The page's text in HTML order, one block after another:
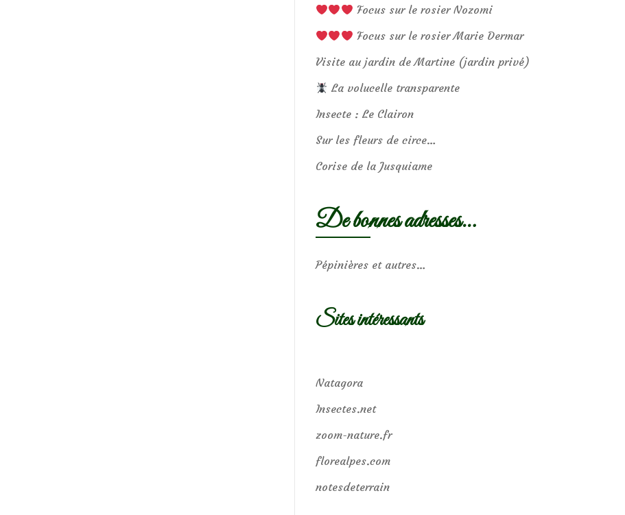
Focus sur le rosier Nozomi
Focus sur le rosier Marie Dermar
Visite au jardin de Martine (jardin privé)
La volucelle transparente
Insecte : Le Clairon
Sur les fleurs de circe…
Corise de la Jusquiame
De bonnes adresses…
Pépinières et autres…
Sites intéressants
Natagora
Insectes.net
zoom-nature.fr
florealpes.com
notesdeterrain